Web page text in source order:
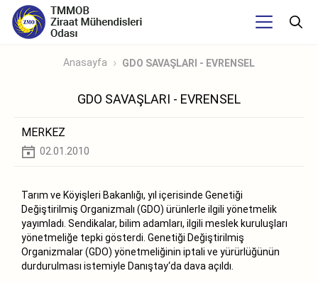
Anasayfa GDO SAVAŞLARI - EVRENSEL
GDO SAVAŞLARI - EVRENSEL
MERKEZ
02.01.2010
Tarım ve Köyişleri Bakanlığı, yıl içerisinde Genetiği
Değiştirilmiş Organizmalı (GDO) ürünlerle ilgili yönetmelik
yayımladı. Sendikalar, bilim adamları, ilgili meslek kuruluşları
yönetmeliğe tepki gösterdi. Genetiği Değiştirilmiş
Organizmalar (GDO) yönetmeliğinin iptali ve yürürlüğünün
durdurulması istemiyle Danıştay‘da dava açıldı.